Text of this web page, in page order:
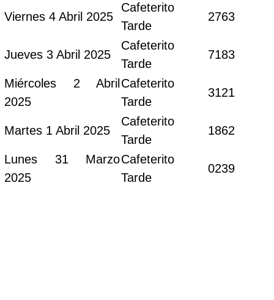
Viernes 4 Abril 2025
Cafeterito
Tarde
2763
Jueves 3 Abril 2025
Cafeterito
Tarde
7183
Miércoles 2 Abril
2025
Cafeterito
Tarde
3121
Martes 1 Abril 2025
Cafeterito
Tarde
1862
Lunes 31 Marzo
2025
Cafeterito
Tarde
0239